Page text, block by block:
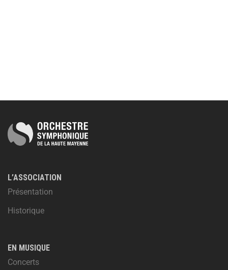
L’ASSOCIATION
Présentation
Historique
EN MUSIQUE
Concerts